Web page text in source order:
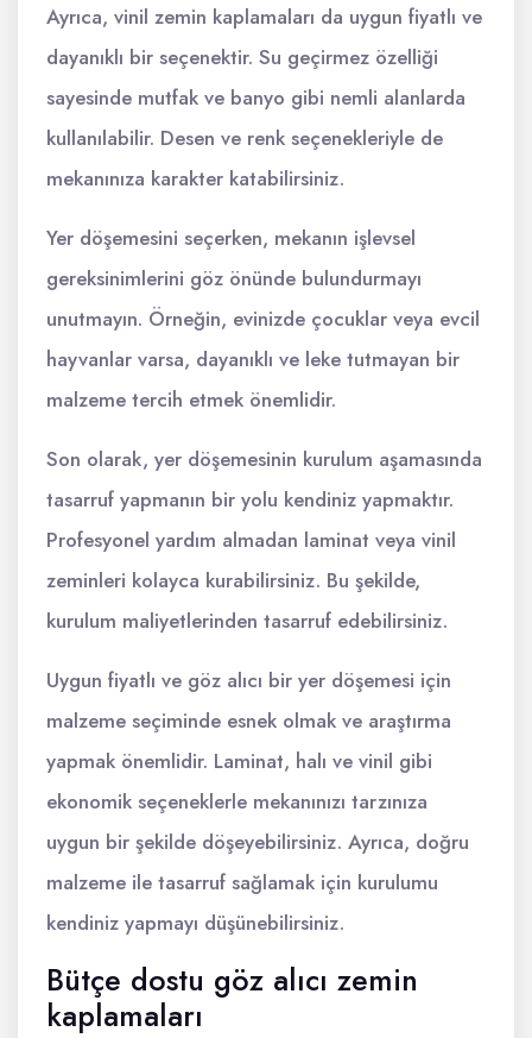
Ayrıca, vinil zemin kaplamaları da uygun fiyatlı ve
dayanıklı bir seçenektir. Su geçirmez özelliği
sayesinde mutfak ve banyo gibi nemli alanlarda
kullanılabilir. Desen ve renk seçenekleriyle de
mekanınıza karakter katabilirsiniz.
Yer döşemesini seçerken, mekanın işlevsel
gereksinimlerini göz önünde bulundurmayı
unutmayın. Örneğin, evinizde çocuklar veya evcil
hayvanlar varsa, dayanıklı ve leke tutmayan bir
malzeme tercih etmek önemlidir.
Son olarak, yer döşemesinin kurulum aşamasında
tasarruf yapmanın bir yolu kendiniz yapmaktır.
Profesyonel yardım almadan laminat veya vinil
zeminleri kolayca kurabilirsiniz. Bu şekilde,
kurulum maliyetlerinden tasarruf edebilirsiniz.
Uygun fiyatlı ve göz alıcı bir yer döşemesi için
malzeme seçiminde esnek olmak ve araştırma
yapmak önemlidir. Laminat, halı ve vinil gibi
ekonomik seçeneklerle mekanınızı tarzınıza
uygun bir şekilde döşeyebilirsiniz. Ayrıca, doğru
malzeme ile tasarruf sağlamak için kurulumu
kendiniz yapmayı düşünebilirsiniz.
Bütçe dostu göz alıcı zemin
kaplamaları